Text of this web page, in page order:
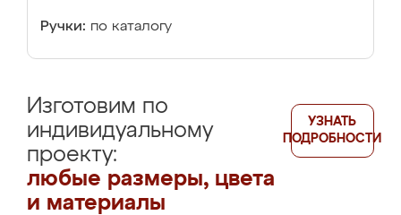
Ручки: по каталогу
Изготовим по
индивидуальному
проекту:
любые размеры, цвета
и материалы
УЗНАТЬ
ПОДРОБНОСТИ